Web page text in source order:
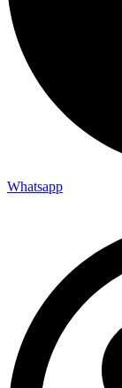
Whatsapp